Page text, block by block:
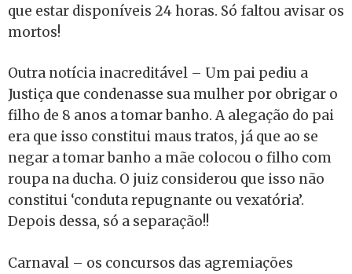
que estar disponíveis 24 horas. Só faltou avisar os
mortos!
Outra notícia inacreditável – Um pai pediu a
Justiça que condenasse sua mulher por obrigar o
filho de 8 anos a tomar banho. A alegação do pai
era que isso constitui maus tratos, já que ao se
negar a tomar banho a mãe colocou o filho com
roupa na ducha. O juiz considerou que isso não
constitui ‘conduta repugnante ou vexatória’.
Depois dessa, só a separação!!
Carnaval – os concursos das agremiações